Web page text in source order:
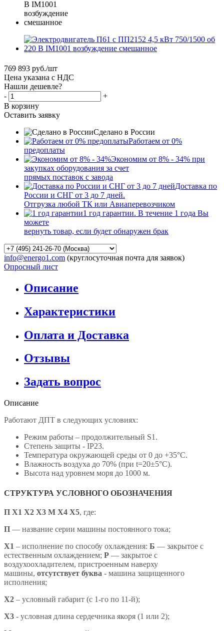
769 893 руб./шт
Цена указана с НДС
Нашли дешевле?
-
+
В корзину
Оставить заявку
Сделано в России
Работаем от 0%
предоплаты
Экономим от 8% - 34% при
закупках оборудования за счет
прямых поставок с завода
Доставка по
России и СНГ от 3 до 7 дней.
Отгрузка любой ТК или Авиаперевозчиком
1 год гарантии. В течение 1 года Вы
можете
вернуть товар, если будет обнаружен брак
info@energo1.com (круглосуточная почта для заявок)
Опросный лист
Описание
Характеристики
Оплата и Доставка
Отзывы
Задать вопрос
Описание
Работают ДПТ в следующих условиях:
Режим работы – продолжительный S1.
Степень защиты - IP23.
Температура окружающей среды от 0 до +35°С.
Влажность воздуха до 70% (при t=20±5°С).
Высота над уровнем моря до 1000 м.
СТРУКТУРА УСЛОВНОГО ОБОЗНАЧЕНИЯ
П Х1 Х2 Х3 М Х4 X5, где:
П — название серии машины постоянного тока;
X1 – исполнение по способу охлаждения: Б — закрытое с
естественным охлаждением; Р — закрытое с
воздухоохладителем, пристроенным наверху
машины, отсутствует буква - машина защищенного
исполнения;
X2 – условный габарит (с 1-го по 11-й);
X3 - условная длина сердечника якоря (1 или 2);